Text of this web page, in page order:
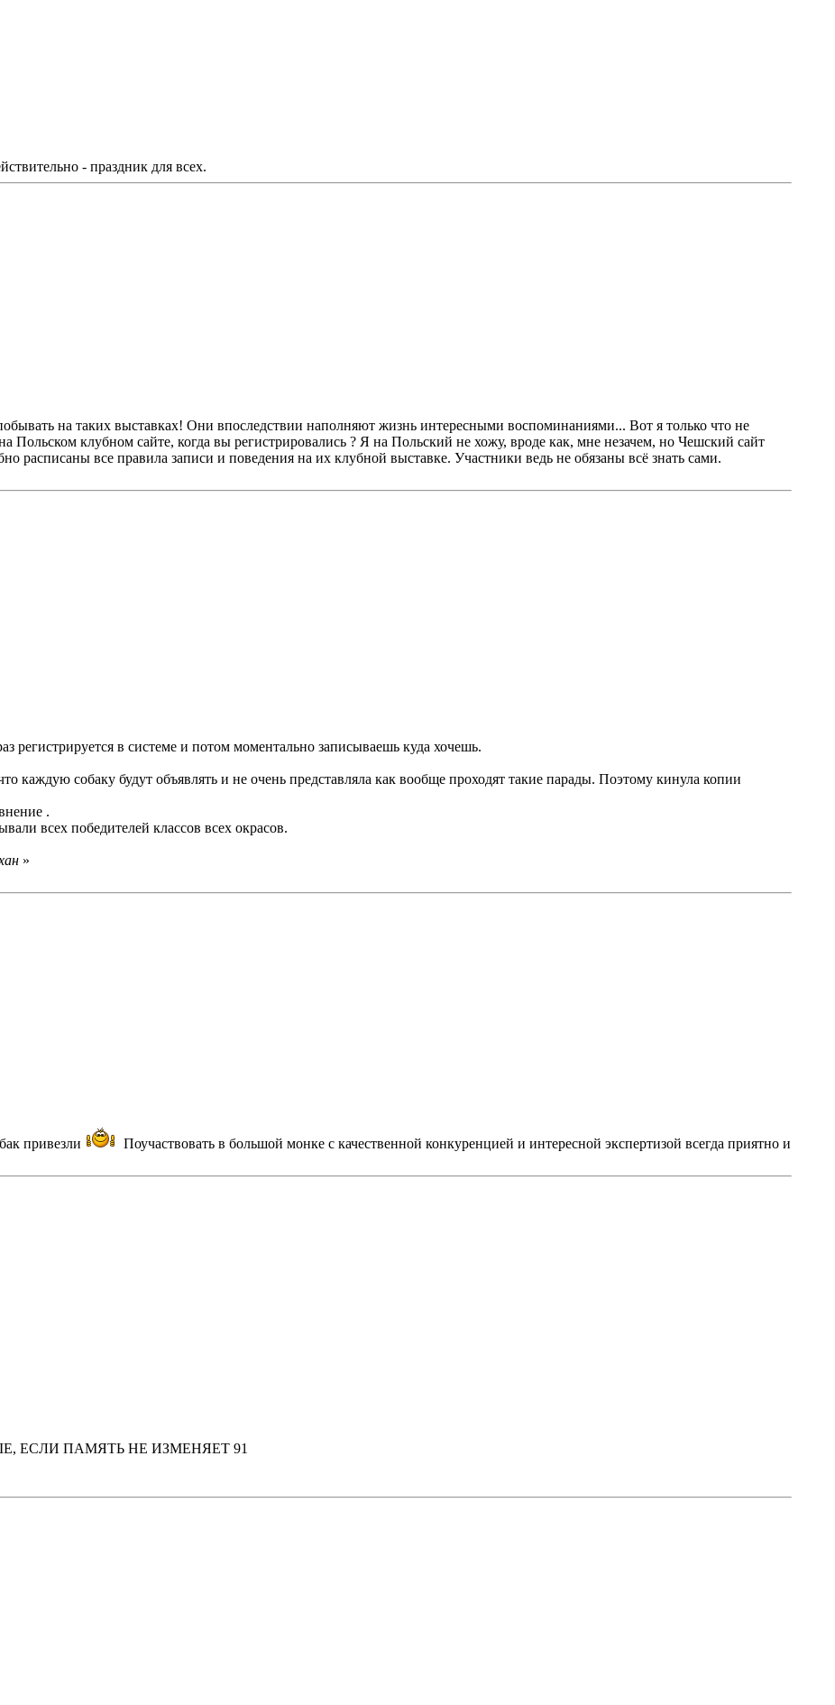
- праздник для всех.
на таких выставках! Они впоследствии наполняют жизнь интересными воспоминаниями... Вот я только что не
Польском клубном сайте, когда вы регистрировались ? Я на Польский не хожу, вроде как, мне незачем, но Чешский сайт
расписаны все правила записи и поведения на их клубной выставке. Участники ведь не обязаны всё знать сами.
регистрируется в системе и потом моментально записываешь куда хочешь.
каждую собаку будут объявлять и не очень представляла как вообще проходят такие парады. Поэтому кинула копии
.
всех победителей классов всех окрасов.
»
привезли
Поучаствовать в большой монке с качественной конкуренцией и интересной экспертизой всегда приятно и
ЕСЛИ ПАМЯТЬ НЕ ИЗМЕНЯЕТ 91